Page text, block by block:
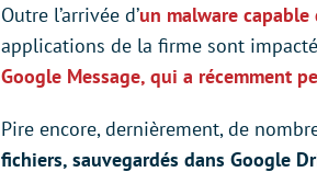
Outre l’arrivée d’un malware
applications de la firme sont
Google Message, qui a récemment
Pire encore, dernièrement, de
fichiers, sauvegardés dans Google